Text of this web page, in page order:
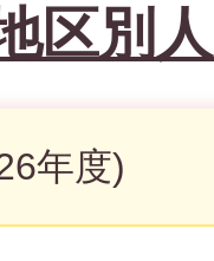
区別
年度)